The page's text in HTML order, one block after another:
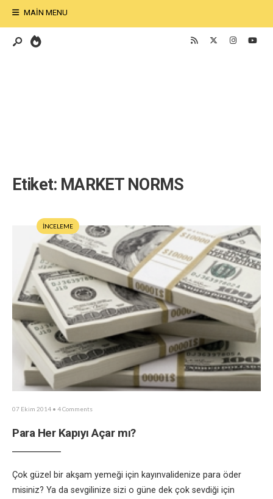
MAIN MENU
Etiket: MARKET NORMS
İNCELEME
07 Ekim 2014 • 4 Comments
Para Her Kapıyı Açar mı?
Çok güzel bir akşam yemeği için kayınvalidenize para öder
misiniz? Ya da sevgilinize sizi o güne dek çok sevdiği için